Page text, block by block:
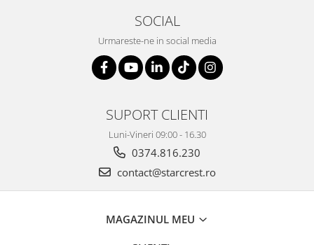
SOCIAL
Urmareste-ne in social media
SUPORT CLIENTI
Luni-Vineri 09:00 - 16.30
0374.816.230
contact@starcrest.ro
MAGAZINUL MEU